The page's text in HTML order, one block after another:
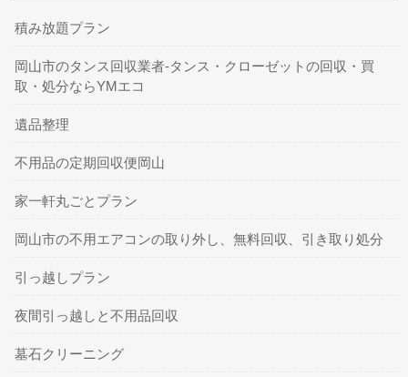
積み放題プラン
岡山市のタンス回収業者-タンス・クローゼットの回収・買
取・処分ならYMエコ
遺品整理
不用品の定期回収便岡山
家一軒丸ごとプラン
岡山市の不用エアコンの取り外し、無料回収、引き取り処分
引っ越しプラン
夜間引っ越しと不用品回収
墓石クリーニング